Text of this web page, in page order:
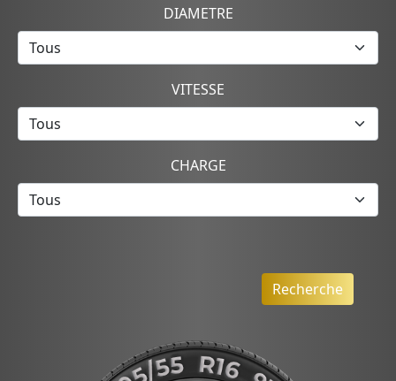
DIAMETRE
VITESSE
CHARGE
Recherche